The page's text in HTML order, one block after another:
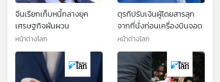
จีนเรียกเก็บหนี้กลางยุค
เศรษฐกิจผันผวน
หน้าต่างโลก
ตุรกีปรับเงินผู้โดยสารลุก
จากที่นั่งก่อนเครื่องบินจอด
หน้าต่างโลก